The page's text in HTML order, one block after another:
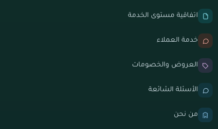
اتفاقية مستوى الخدمة
خدمة العملاء
العروض والخصومات
الأسئلة الشائعة
من نحن